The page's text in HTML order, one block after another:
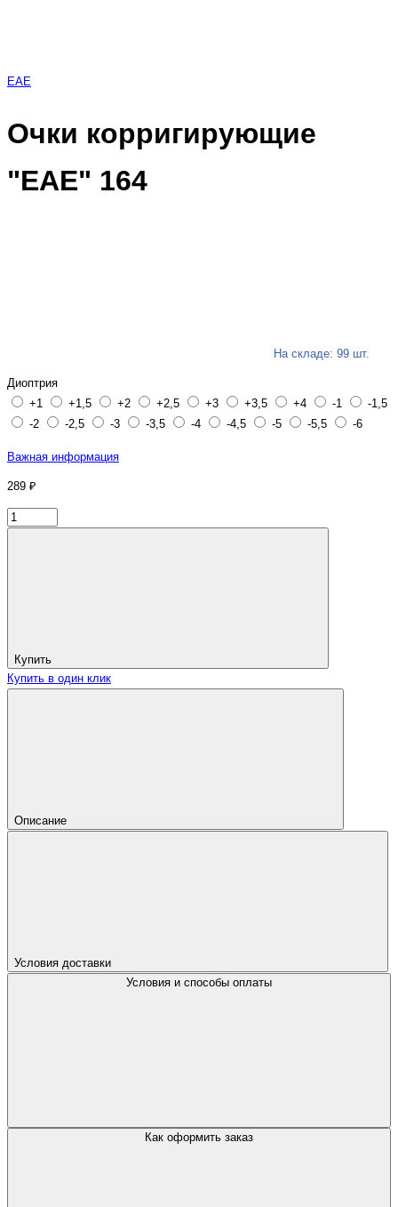
EAE
Очки корригирующие
"EAE" 164
На складе: 99 шт.
Диоптрия
+1
+1,5 +2 +2,5 +3 +3,5 +4 -1
-1,5
-2
-2,5 -3 -3,5 -4 -4,5 -5 -5,5 -6
Важная информация
289 ₽
Купить
Купить в один клик
Описание
Условия доставки
Условия и способы оплаты
Как оформить заказ